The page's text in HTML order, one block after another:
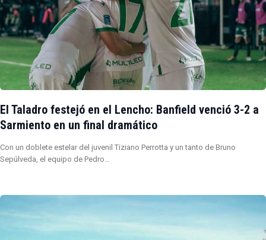
El Taladro festejó en el Lencho: Banfield venció 3-2 a
Sarmiento en un final dramático
Con un doblete estelar del juvenil Tiziano Perrotta y un tanto de Bruno
Sepúlveda, el equipo de Pedro…